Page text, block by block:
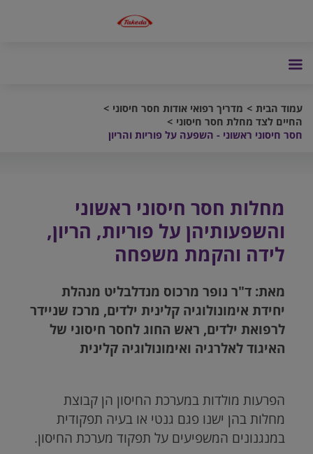
עמוד הבית
מדריך רפואי אודות חסר חיסוני
החיים לצד מחלת חסר חיסוני
חסר חיסוני ראשוני - השפעה על פוריות והריון
מחלות חסר חיסוני ראשוני
והשפעותיהן על פוריות, הריון,
לידה והקמת משפחה
מאת: ד"ר נופר מרכוס מנדלבליט מנהלת
יחידת אימונולוגיה קלינית ילדים, מרכז שניידר
לרפואת ילדים, ראש החוג לחסר חיסוני של
האיגוד לאלרגיה ואימונולוגיה קלינית
הפרעות מולדות במערכת החיסון הן קבוצת
מחלות בהן ישנו פגם גנטי או בעיה תפקודית
במנגנונים המשפיעים על תפקוד מערכת החיסון.